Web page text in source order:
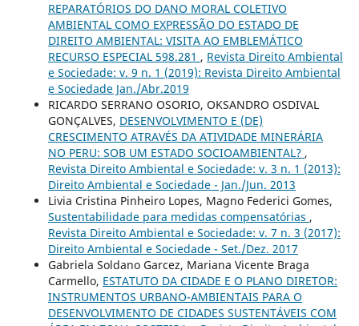
REPARATÓRIOS DO DANO MORAL COLETIVO
AMBIENTAL COMO EXPRESSÃO DO ESTADO DE
DIREITO AMBIENTAL: VISITA AO EMBLEMÁTICO
RECURSO ESPECIAL 598.281 , Revista Direito Ambiental
e Sociedade: v. 9 n. 1 (2019): Revista Direito Ambiental
e Sociedade Jan./Abr.2019
RICARDO SERRANO OSORIO, OKSANDRO OSDIVAL
GONÇALVES, DESENVOLVIMENTO E (DE)
CRESCIMENTO ATRAVÉS DA ATIVIDADE MINERÁRIA
NO PERU: SOB UM ESTADO SOCIOAMBIENTAL? ,
Revista Direito Ambiental e Sociedade: v. 3 n. 1 (2013):
Direito Ambiental e Sociedade - Jan./Jun. 2013
Livia Cristina Pinheiro Lopes, Magno Federici Gomes,
Sustentabilidade para medidas compensatórias ,
Revista Direito Ambiental e Sociedade: v. 7 n. 3 (2017):
Direito Ambiental e Sociedade - Set./Dez. 2017
Gabriela Soldano Garcez, Mariana Vicente Braga
Carmello, ESTATUTO DA CIDADE E O PLANO DIRETOR:
INSTRUMENTOS URBANO-AMBIENTAIS PARA O
DESENVOLVIMENTO DE CIDADES SUSTENTÁVEIS COM